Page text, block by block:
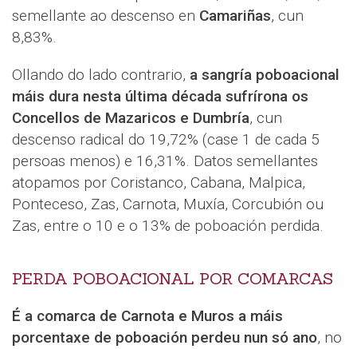
semellante ao descenso en Camariñas, cun
8,83%.
Ollando do lado contrario, a sangría poboacional
máis dura nesta última década sufrírona os
Concellos de Mazaricos e Dumbría, cun
descenso radical do 19,72% (case 1 de cada 5
persoas menos) e 16,31%. Datos semellantes
atopamos por Coristanco, Cabana, Malpica,
Ponteceso, Zas, Carnota, Muxía, Corcubión ou
Zas, entre o 10 e o 13% de poboación perdida.
PERDA POBOACIONAL POR COMARCAS
É a comarca de Carnota e Muros a máis
porcentaxe de poboación perdeu nun só ano, no